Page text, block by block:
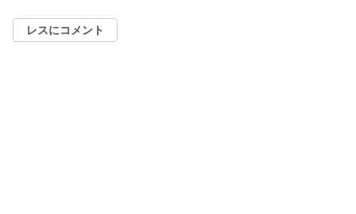
レスにコメント